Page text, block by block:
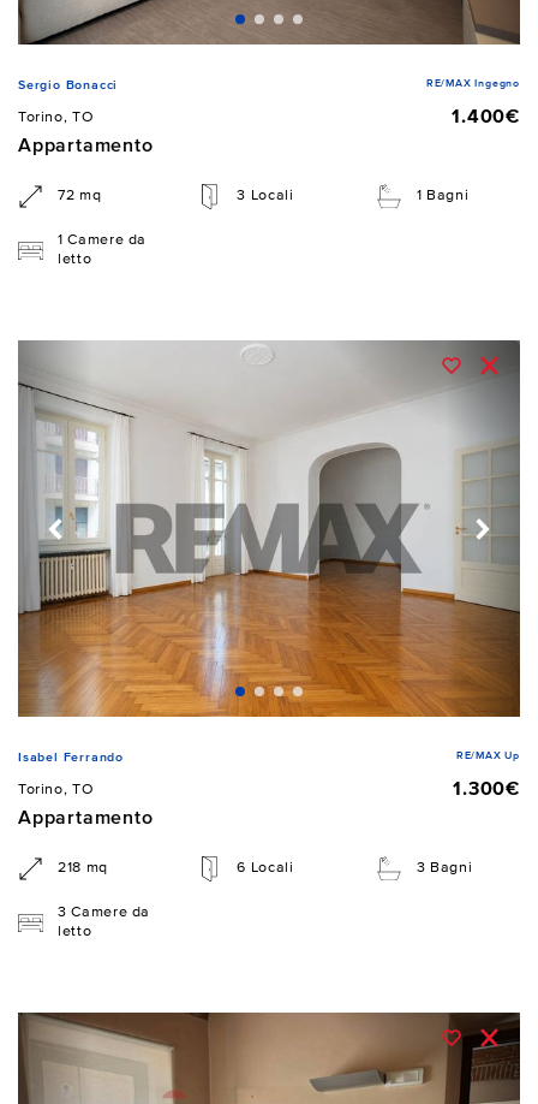
Sergio Bonacci RE/MAX Ingegno
Torino, TO
1.400€
Appartamento
72 mq 3 Locali 1 Bagni
1 Camere da
letto
Isabel Ferrando RE/MAX Up
Torino, TO
1.300€
Appartamento
218 mq 6 Locali 3 Bagni
3 Camere da
letto